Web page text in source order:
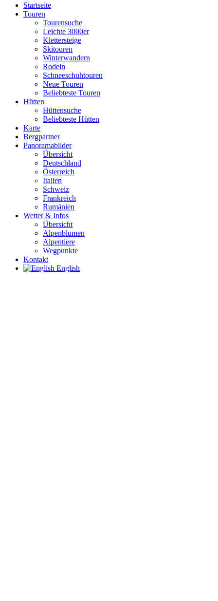
Startseite
Touren
Tourensuche
Leichte 3000er
Klettersteige
Skitouren
Winterwandern
Rodeln
Schneeschuhtouren
Neue Touren
Beliebteste Touren
Hütten
Hüttensuche
Beliebteste Hütten
Karte
Bergpartner
Panoramabilder
Übersicht
Deutschland
Österreich
Italien
Schweiz
Frankreich
Rumänien
Wetter & Infos
Übersicht
Alpenblumen
Alpentiere
Wegpunkte
Kontakt
English